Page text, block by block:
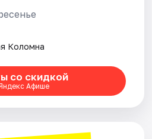
Коломна
со скидкой
Афише